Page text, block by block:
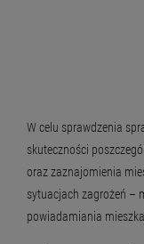
W celu sprawdzenia
skuteczności
oraz zaznajomienia
sytuacjach zagrożeń –
powiadamiania